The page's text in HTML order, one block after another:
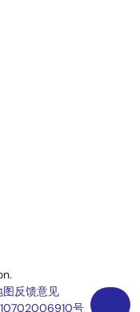
图反馈意见
号